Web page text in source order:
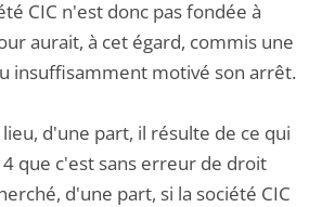
CIC n'est donc pas fondée à
aurait, à cet égard, commis une
insuffisamment motivé son arrêt.
d'une part, il résulte de ce qui
que c'est sans erreur de droit
d'une part, si la société CIC